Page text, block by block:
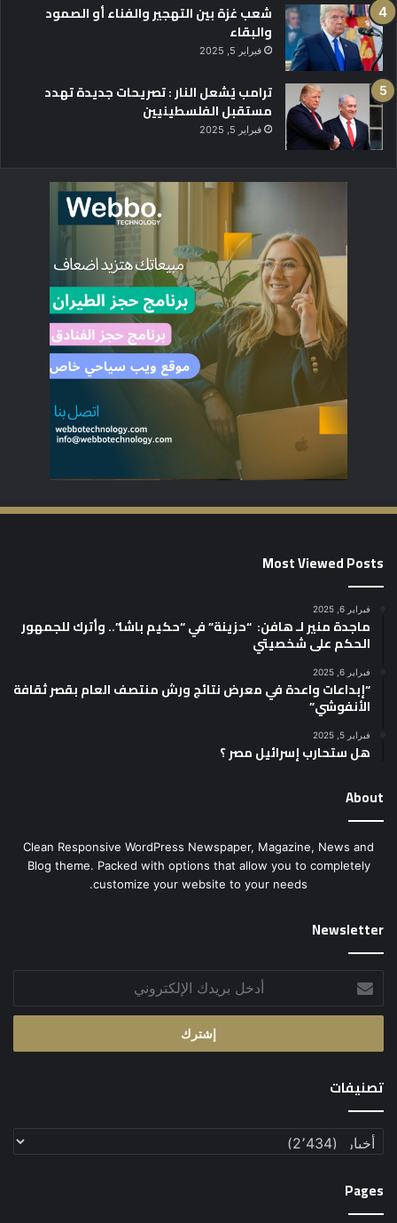
شعب غزة بين التهجير والفناء أو الصمود
والبقاء
فبراير 5, 2025
ترامب يُشعل النار : تصريحات جديدة تهدد
مستقبل الفلسطينيين
فبراير 5, 2025
Most Viewed Posts
فبراير 6, 2025
ماجدة منير لـ هافن: “حزينة” في “حكيم باشا”.. وأترك للجمهور
الحكم على شخصيتي
فبراير 6, 2025
“إبداعات واعدة في معرض نتائج ورش منتصف العام بقصر ثقافة
الأنفوشي”
فبراير 5, 2025
هل ستحارب إسرائيل مصر ؟
About
Clean Responsive WordPress Newspaper, Magazine, News and
Blog theme. Packed with options that allow you to completely
customize your website to your needs.
Newsletter
بريدك
الإلكتروني
تصنيفات
تصنيفات
Pages